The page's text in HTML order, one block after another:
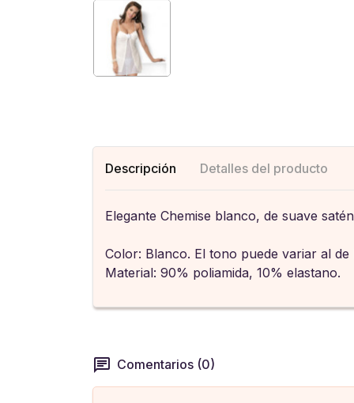
Descripción Detalles del producto
Elegante Chemise blanco, de suave
Color: Blanco. El tono puede variar al de
Material: 90% poliamida, 10% elastano.
Comentarios (0)